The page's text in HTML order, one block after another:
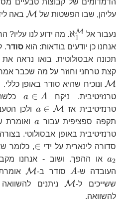
הדמדומים של קבוצות טבעיים
עליהן, שבו הפשטות של\mathcal{M}
M באה
נעבור אל ℵ1
M
. מה ידוע לנו
אנחנו כן יודעים בודאות: הואסודר.
תכונה אבסולוטית. בואו נראה
קצת טרחני וחוזר על מה שכבר
A
M ונוכיח שהיא סודר באופן
טרנזיטיבית. ניקח
a\in
A
a ∈ A
טרנזיטיבית אז a ∈ M ולכן A
תקפה ספציפית עבור aואומרת
a\subseteq
A
טרנזיטיבית באופן אבסולוטי.
סדורה לינארית על ידי ∈, כלומר
A
a2 או ההפך. ושוב - אנחנו
העובדה ש-A סודר ב-
\mathcal{M}
M
ששייכים ל-M ניתנים
להשוואה.